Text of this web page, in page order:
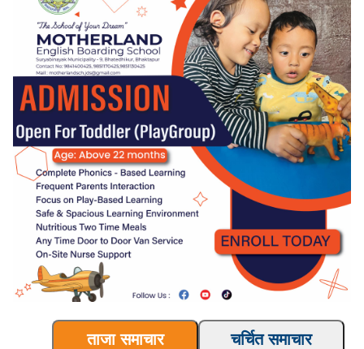
ताजा समाचार चर्चित समाचार